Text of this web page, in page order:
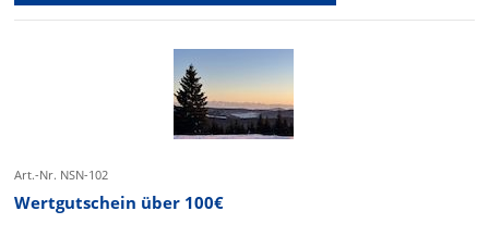
Art.-Nr. NSN-102
Wertgutschein über 100€